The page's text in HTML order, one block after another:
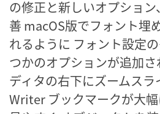
の修正と新しいオプショ
善 macOS版でフォント埋
れるように フォント設定
つかのオプションが追加
ディタの右下にズームスラ
Writer ブックマークが大